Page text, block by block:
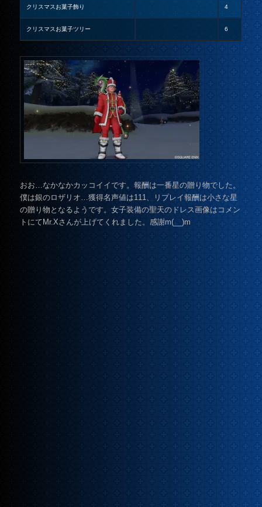
クリスマスお菓子飾り 4
クリスマスお菓子ツリー 6
おお…なかなかカッコイイです。報酬は一番星の贈り物でした。
僕は銀のロザリオ…獲得名声値は111、リプレイ報酬は小さな星
の贈り物となるようです。女子装備の聖天のドレス画像はコメン
トにてMr.Xさんが上げてくれました。感謝m(__)m